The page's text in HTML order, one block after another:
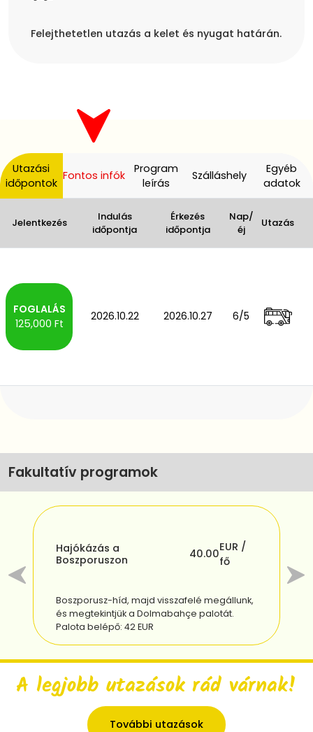
Utazási
időpontok
Fontos infók
Program
leírás
Szálláshely
Egyéb
adatok
Jelentkezés
Indulás
időpontja
Érkezés
időpontja
Nap/
éj
Utazás
125,000 Ft
2026.10.22 2026.10.27 6/5
Fakultatív programok
Hajókázás a
Boszporuszon
40.00
EUR /
fő
Boszporusz-híd, majd visszafelé megállunk,
és megtekintjük a Dolmabahçe palotát.
A legjobb utazások rád várnak!
További utazások